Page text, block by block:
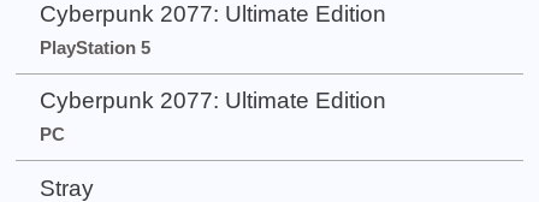
Cyberpunk 2077: Ultimate Edition
PlayStation 5
Cyberpunk 2077: Ultimate Edition
PC
Stray